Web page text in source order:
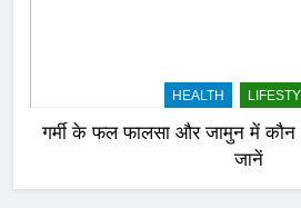
HEALTH
गर्मी के फल फालसा और जामुन में कौन
जानें